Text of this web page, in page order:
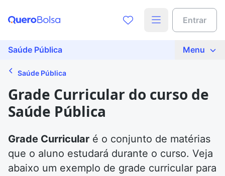
Entrar
Saúde Pública Menu
Saúde Pública
Grade Curricular do curso de
Saúde Pública
Grade Curricular é o conjunto de matérias
que o aluno estudará durante o curso. Veja
abaixo um exemplo de grade curricular para